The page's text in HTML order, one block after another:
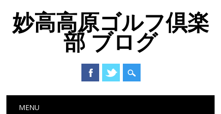
妙高高原ゴルフ倶楽
部 ブログ
Main menu
MENU